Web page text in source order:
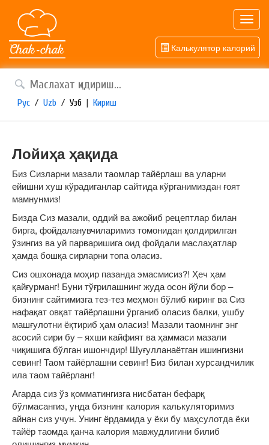
Калькулятор калорий
Рус / Uzb / Узб | Кириш
Лойиҳа ҳақида
Биз Сизларни мазали таомлар тайёрлаш ва уларни
ейишни хуш кўрадиганлар сайтида кўрганимиздан ғоят
мамнунмиз!
Бизда Сиз мазали, оддий ва ажойиб рецептлар билан
бирга, фойдаланувчиларимиз томонидан қолдирилган
ўзингиз ва уй парваришига оид фойдали маслаҳатлар
ҳамда бошқа сирларни топа оласиз.
Сиз ошхонада моҳир пазанда эмасмисиз?! Ҳеч ҳам
қайғурманг! Буни тўғрилашнинг жуда осон йўли бор –
бизнинг сайтимизга тез-тез меҳмон бўлиб киринг ва Сиз
нафақат овқат тайёрлашни ўрганиб оласиз балки, ушбу
машғулотни ёқтириб ҳам оласиз! Мазали таомнинг энг
асосий сири бу – яхши кайфият ва ҳаммаси мазали
чиқишига бўлган ишончдир! Шуғулланаётган ишингизни
севинг! Таом тайёрлашни севинг! Биз билан хурсандчилик
ила таом тайёрланг!
Агарда сиз ўз қомматингизга нисбатан бефарқ
бўлмасангиз, унда бизнинг калория калькуляторимиз
айнан сиз учун. Унинг ёрдамида у ёки бу маҳсулотда ёки
тайёр таомда қанча калория мавжудлигини билиб